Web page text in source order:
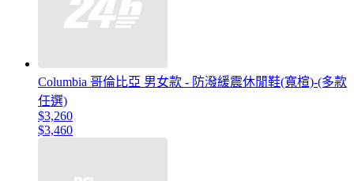
Columbia 哥倫比亞 男女款 - 防潑緩震休閒鞋(寬楦)-(多款
任選)
$3,260
$3,460